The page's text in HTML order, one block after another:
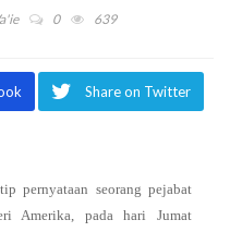
0 639
Share on Twitter
pernyataan seorang pejabat
Amerika, pada hari Jumat